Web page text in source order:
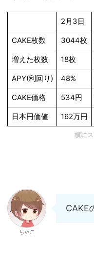
2月3日
CAKE枚数 3044枚
増えた枚数 18枚
APY(利回り) 48%
CAKE価格 534円
日本円価値 162万円
横に
ちゃこ
CAKE